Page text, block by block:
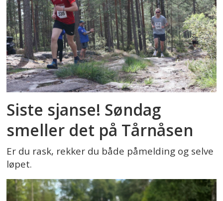
Siste sjanse! Søndag
smeller det på Tårnåsen
Er du rask, rekker du både påmelding og selve
løpet.